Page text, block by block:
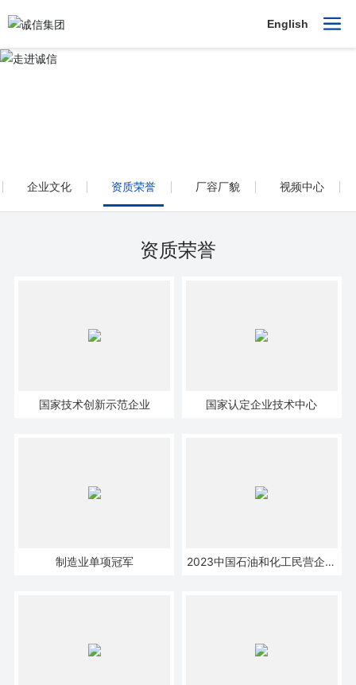
English
企业文化 资质荣誉 厂容厂貌 视频中心
资质荣誉
国家技术创新示范企业 国家认定企业技术中心
制造业单项冠军
2023中国石油和化工民营企业